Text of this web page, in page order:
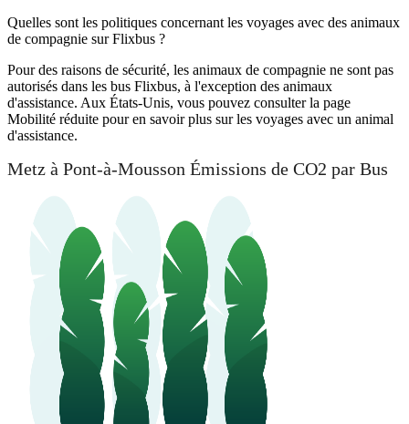
Quelles sont les politiques concernant les voyages avec des animaux
de compagnie sur Flixbus ?
Pour des raisons de sécurité, les animaux de compagnie ne sont pas
autorisés dans les bus Flixbus, à l'exception des animaux
d'assistance. Aux États-Unis, vous pouvez consulter la page
Mobilité réduite pour en savoir plus sur les voyages avec un animal
d'assistance.
Metz à Pont-à-Mousson Émissions de CO2 par Bus